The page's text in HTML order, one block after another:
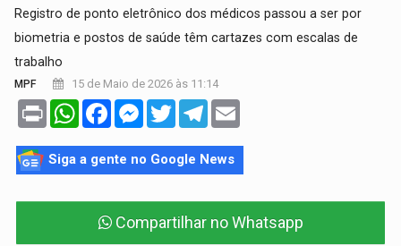
Registro de ponto eletrônico dos médicos passou a ser por
biometria e postos de saúde têm cartazes com escalas de
trabalho
MPF 15 de Maio de 2026 às 11:14
Print WhatsAppFacebookMessenger
TwitterTelegram
Siga a gente no Google News
Compartilhar no Whatsapp